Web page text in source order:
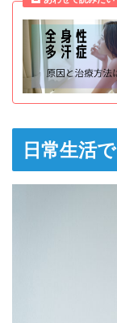
日常生活